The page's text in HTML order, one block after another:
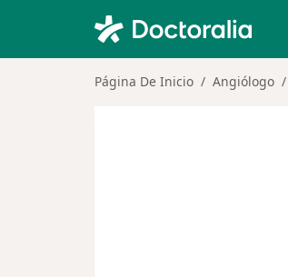
Página De Inicio Angiólogo